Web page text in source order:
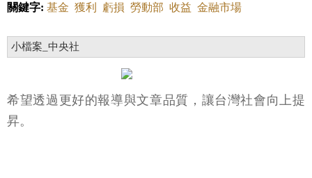
關鍵字: 基金 獲利 虧損 勞動部 收益 金融市場
小檔案_中央社
希望透過更好的報導與文章品質，讓台灣社會向上提
昇。